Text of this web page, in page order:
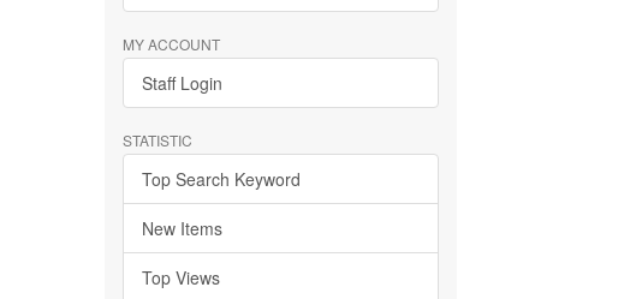
MY ACCOUNT
Staff Login
STATISTIC
Top Search Keyword
New Items
Top Views